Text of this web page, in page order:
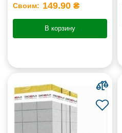
Своим: 149.90 ₴
В корзину